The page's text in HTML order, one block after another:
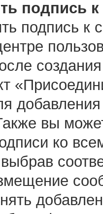
подпись
подпись
вы
ко